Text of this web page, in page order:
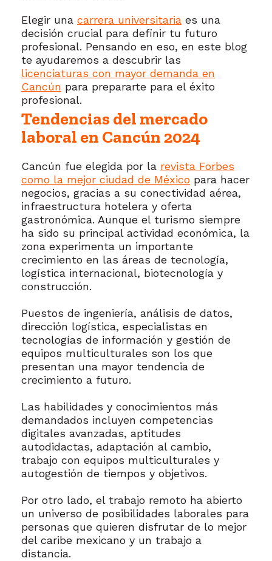
Elegir una carrera universitaria es una
decisión crucial para definir tu futuro
profesional. Pensando en eso, en este blog
te ayudaremos a descubrir las
licenciaturas con mayor demanda en
Cancún para prepararte para el éxito
profesional.
Tendencias del mercado
laboral en Cancún 2024
Cancún fue elegida por la revista Forbes
como la mejor ciudad de México para hacer
negocios, gracias a su conectividad aérea,
infraestructura hotelera y oferta
gastronómica. Aunque el turismo siempre
ha sido su principal actividad económica, la
zona experimenta un importante
crecimiento en las áreas de tecnología,
logística internacional, biotecnología y
construcción.
Puestos de ingeniería, análisis de datos,
dirección logística, especialistas en
tecnologías de información y gestión de
equipos multiculturales son los que
presentan una mayor tendencia de
crecimiento a futuro.
Las habilidades y conocimientos más
demandados incluyen competencias
digitales avanzadas, aptitudes
autodidactas, adaptación al cambio,
trabajo con equipos multiculturales y
autogestión de tiempos y objetivos.
Por otro lado, el trabajo remoto ha abierto
un universo de posibilidades laborales para
personas que quieren disfrutar de lo mejor
del caribe mexicano y un trabajo a
distancia.